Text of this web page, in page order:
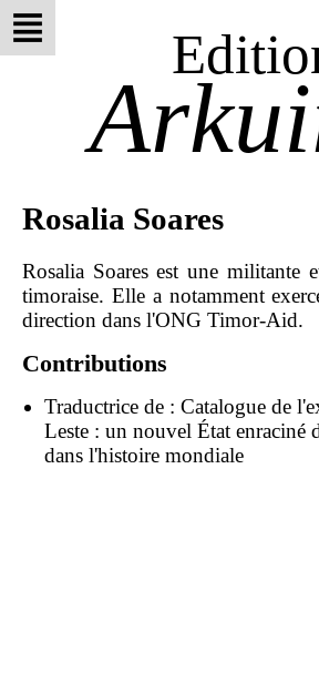
Rosalia Soares
Rosalia Soares est une militante
timoraise. Elle a notamment
direction dans l'ONG Timor-Aid.
Contributions
Traductrice de : Catalogue de
Leste : un nouvel État enraciné
dans l'histoire mondiale